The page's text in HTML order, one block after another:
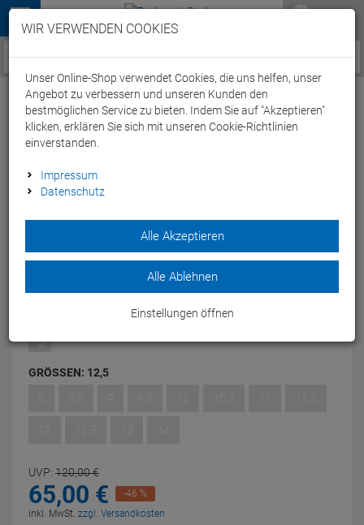
Menü
Service / Hilfe
New Balance M1400 GD Laufschuh - 12,5
blue/yellow
Konzipiert für schnelle Tempoeinheiten sowie alltägliche
BLUE/YELLOW
GRÖSSEN: 12,5
UVP: 120,00€
65,00 €
-46 %
inkl. MwSt. zzgl. Versandkosten
WIR VERWENDEN COOKIES
Unser Online-Shop verwendet Cookies, die uns helfen, unser
Angebot zu verbessern und unseren Kunden den
bestmöglichen Service zu bieten. Indem Sie auf "Akzeptieren"
klicken, erklären Sie sich mit unseren Cookie-Richtlinien
einverstanden.
Impressum
Datenschutz
Alle Akzeptieren
Alle Ablehnen
Einstellungen öffnen